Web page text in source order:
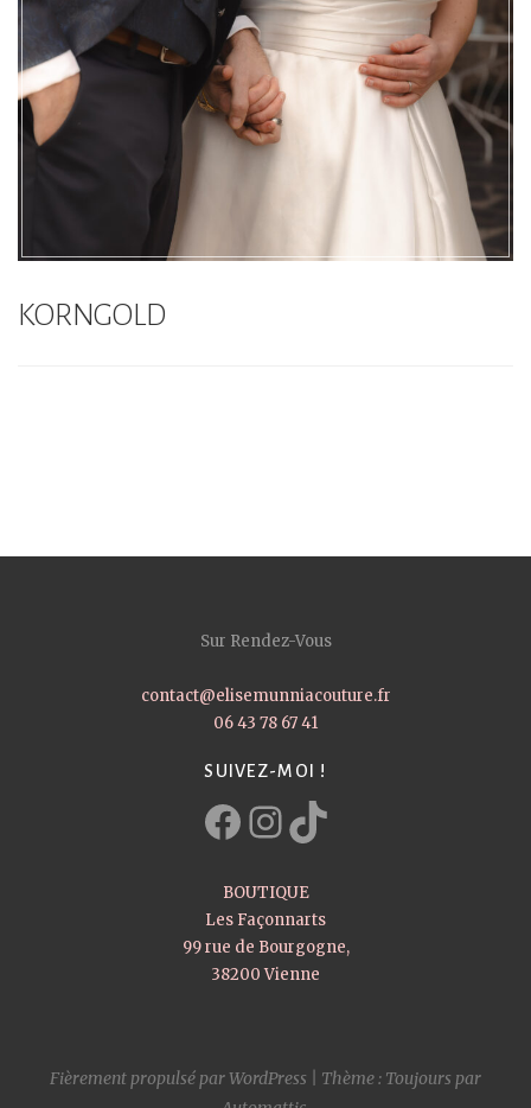
KORNGOLD
Sur Rendez-Vous
contact@elisemunniacouture.fr
06 43 78 67 41
SUIVEZ-MOI !
Facebook InstagramTikTok
BOUTIQUE
Les Façonnarts
99 rue de Bourgogne,
38200 Vienne
Fièrement propulsé par WordPress
Thème : Toujours par